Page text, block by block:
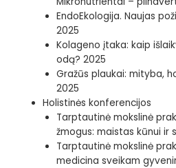
EndoEkologija. Naujas
2025
Kolageno įtaka: kaip
odą? 2025
Gražūs plaukai: mityba,
2025
Holistinės konferencijos
Tarptautinė mokslinė
žmogus: maistas kūnui ir
Tarptautinė mokslinė
medicina sveikam